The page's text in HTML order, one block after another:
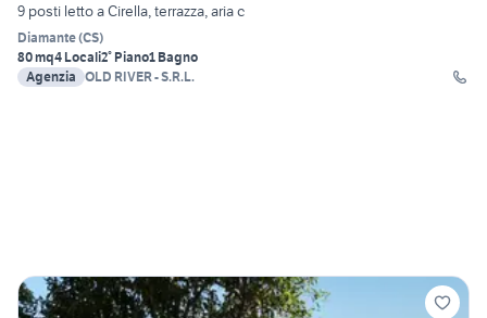
9 posti letto a Cirella, terrazza, aria c
Diamante(CS)
80 mq4 Locali2° Piano1 Bagno
Agenzia OLD RIVER - S.R.L.